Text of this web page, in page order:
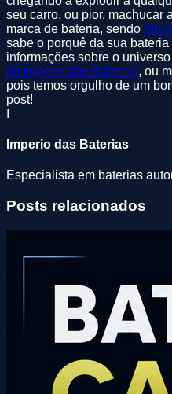
seu carro, ou pior, machucar
marca de bateria, sendo
sabe o porquê da sua
informações sobre o
da Império das Baterias, ou
pois temos orgulho de um
post!
Imperio das Baterias
Especialista em baterias
Posts relacionados